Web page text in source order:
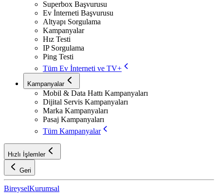
Superbox Başvurusu
Ev İnterneti Başvurusu
Altyapı Sorgulama
Kampanyalar
Hız Testi
IP Sorgulama
Ping Testi
Tüm Ev İnterneti ve TV+
Kampanyalar
Mobil & Data Hattı Kampanyaları
Dijital Servis Kampanyaları
Marka Kampanyaları
Pasaj Kampanyaları
Tüm Kampanyalar
Hızlı İşlemler
Geri
BireyselKurumsal